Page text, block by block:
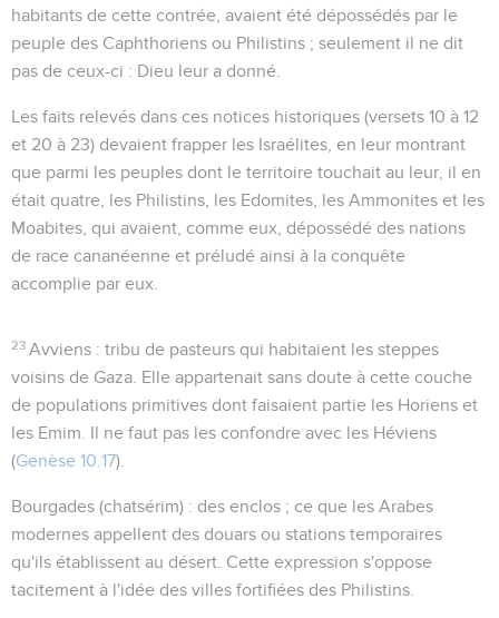
habitants de cette contrée, avaient été dépossédés par le
peuple des Caphthoriens ou Philistins ; seulement il ne dit
pas de ceux-ci : Dieu leur a donné
Les faits relevés dans ces notices historiques (versets 10 à 12
et 20 à 23) devaient frapper les Israélites, en leur montrant
que parmi les peuples dont le territoire touchait au leur, il en
était quatre, les Philistins, les Edomites, les Ammonites et les
Moabites, qui avaient, comme eux, dépossédé des nations
de race cananéenne et préludé ainsi à la conquête
accomplie par eux.
23 Avviens : tribu de pasteurs qui habitaient les steppes
voisins de Gaza. Elle appartenait sans doute à cette couche
de populations primitives dont faisaient partie les Horiens et
les Emim. Il ne faut pas les confondre avec les Héviens
(Genèse 10.17).
Bourgades (chatsérim) : des enclos ; ce que les Arabes
modernes appellent des douars ou stations temporaires
qu'ils établissent au désert. Cette expression s'oppose
tacitement à l'idée des villes fortifiées des Philistins.